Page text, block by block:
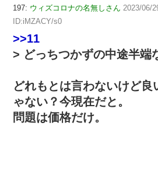
197: ウィズコロナの名無しさん 2023/06/
ID:iMZACY/s0
>>11
> どっちつかずの中途半端
どれもとは言わないけど良
ゃない？今現在だと。
問題は価格だけ。